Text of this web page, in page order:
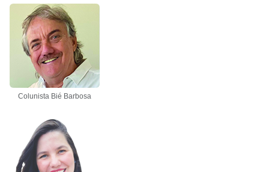
Colunista Bié Barbosa